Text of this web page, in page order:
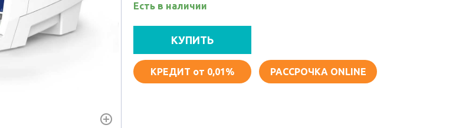
Есть в наличии
КУПИТЬ
КРЕДИТ от 0,01% РАССРОЧКА ONLINE